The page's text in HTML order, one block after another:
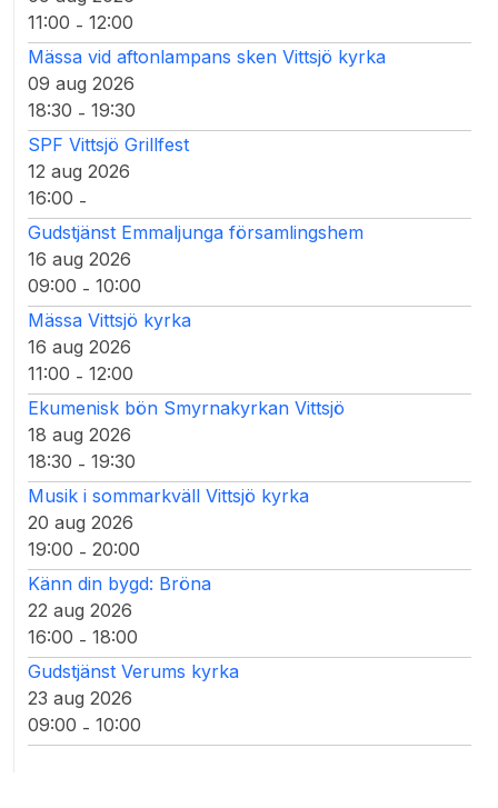
11:00 - 12:00
Mässa vid aftonlampans sken Vittsjö kyrka
09 aug 2026
18:30 - 19:30
SPF Vittsjö Grillfest
12 aug 2026
16:00 -
Gudstjänst Emmaljunga församlingshem
16 aug 2026
09:00 - 10:00
Mässa Vittsjö kyrka
16 aug 2026
11:00 - 12:00
Ekumenisk bön Smyrnakyrkan Vittsjö
18 aug 2026
18:30 - 19:30
Musik i sommarkväll Vittsjö kyrka
20 aug 2026
19:00 - 20:00
Känn din bygd: Bröna
22 aug 2026
16:00 - 18:00
Gudstjänst Verums kyrka
23 aug 2026
09:00 - 10:00